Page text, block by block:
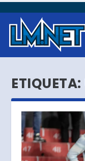
ETIQUETA: